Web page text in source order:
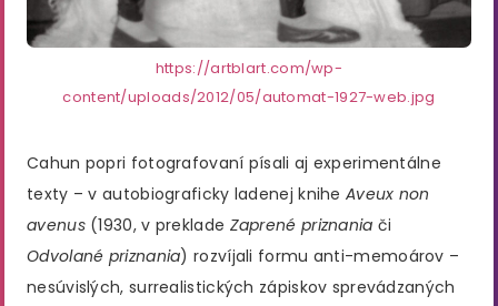
https://artblart.com/wp-
content/uploads/2012/05/automat-1927-web.jpg
Cahun popri fotografovaní písali aj experimentálne
texty – v autobiograficky ladenej kniheAveux non
avenus(1930, v preklade Zaprené priznania či
Odvolané priznania) rozvíjali formu anti-memoárov –
nesúvislých, surrealistických zápiskov sprevádzaných